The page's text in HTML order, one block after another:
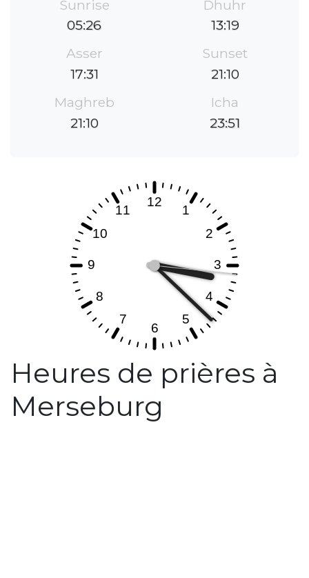
Sunrise
05:26
Dhuhr
13:19
Asser
17:31
Sunset
21:10
Maghreb
21:10
Icha
23:51
Heures de prières à
Merseburg